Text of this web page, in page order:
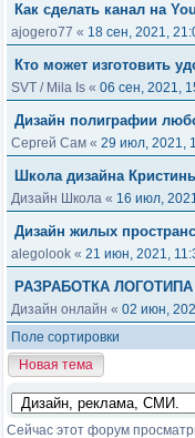
Как сделать канал на
ajogero77 « 18 сен, 2021,
Кто может изготовить
SVT / Mila Is « 06 сен, 2021,
Дизайн полиграфии
Сергей Сам « 29 июл, 2021,
Школа дизайна
Дизайн Школа « 16 июл,
Дизайн жилых
alegolook « 21 июн, 2021,
РАЗРАБОТКА
Дизайн онлайн « 02 июн,
Поле сортировки
Новая тема
Сейчас этот форум